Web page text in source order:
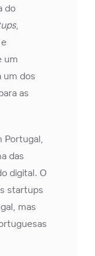
do
,
um
um dos
as
Portugal,
das
digital. O
startups
mas